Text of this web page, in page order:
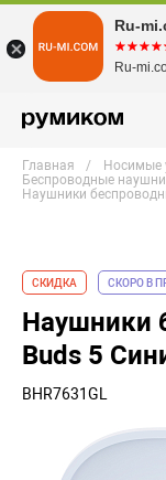
Главная Носимые
Беспроводные
Наушники
СКИДКА СКОРО В
Наушники
Buds 5
BHR7631GL
Ru-
Ru-